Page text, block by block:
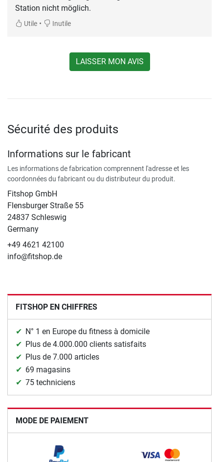
Station nicht möglich.
Utile • Inutile
LAISSER MON AVIS
Sécurité des produits
Informations sur le fabricant
Les informations de fabrication comprennent l'adresse et les
coordonnées du fabricant ou du distributeur du produit.
Fitshop GmbH
Flensburger Straße 55
24837 Schleswig
Germany
+49 4621 42100
info@fitshop.de
FITSHOP EN CHIFFRES
N° 1 en Europe du fitness à domicile
Plus de 4.000.000 clients satisfaits
Plus de 7.000 articles
69 magasins
75 techniciens
MODE DE PAIEMENT